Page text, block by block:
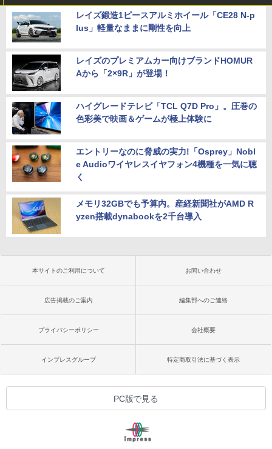
レイズ鍛造1ピースアルミホイール「CE28 N-p
lus」軽量なままに剛性を向上
レイズのプレミアムカー向けブランドHOMUR
Aから「2×9R」が登場！
ハイグレードテレビ「TCL Q7D Pro」。圧巻の
色彩美で映画＆ゲームが極上体験に
エントリーなのに脅威の実力!「Osprey」Nobl
e Audioワイヤレスイヤフォン4機種を一気に聴
く
メモリ32GBでも予算内。産経新聞社がAMD R
yzen搭載dynabookを2千台導入
本サイトのご利用について お問い合わせ
広告掲載のご案内 編集部へのご連絡
プライバシーポリシー 会社概要
インプレスグループ 特定商取引法に基づく表示
PC版で見る